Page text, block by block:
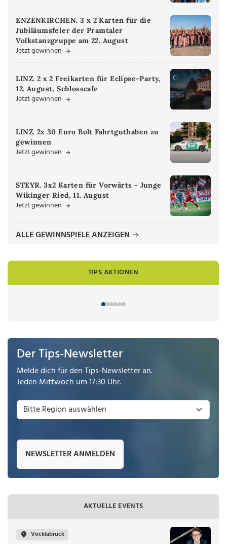
ENZENKIRCHEN. 3 x 2 Karten für die
Jubiläumsfeier der Pramtaler
Volkstanzgruppe am 22. August
Jetzt gewinnen
LINZ. 2 x 2 Freikarten für Eclipse-Party,
12. August, Schlosscafe
Jetzt gewinnen
LINZ. 2x 30 Euro Bolt Fahrtguthaben zu
gewinnen
Jetzt gewinnen
STEYR. 3x2 Karten für Vorwärts - Junge
Wikinger Ried, 11. August
Jetzt gewinnen
ALLE GEWINNSPIELE ANZEIGEN
TIPS AKTIONEN
Der Tips-Newsletter
Melde dich für den Tips-Newsletter an.
Jeden Mittwoch um 17:30 Uhr.
NEWSLETTER ANMELDEN
AKTUELLE EVENTS
Vöcklabruck